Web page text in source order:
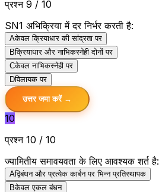
प्रश्न 9 / 10
SN1 अभिक्रिया में दर निर्भर करती है:
Aकेवल क्रियाधार की सांद्रता पर
Bक्रियाधार और नाभिकस्नेही दोनों पर
Cकेवल नाभिकस्नेही पर
Dविलायक पर
उत्तर जमा करें →
10
प्रश्न 10 / 10
ज्यामितीय समावयवता के लिए आवश्यक शर्त है:
Aद्विबंधन और प्रत्येक कार्बन पर भिन्न प्रतिस्थापक
Bकेवल एकल बंधन